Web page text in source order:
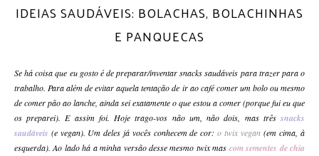
IDEIAS SAUDÁVEIS: BOLACHAS, BOLACHINHAS
E PANQUECAS
Se há coisa que eu gosto é de preparar/inventarsnackssaudáveis para trazer para o
trabalho. Para além de evitar aquela tentação de ir ao café comer um bolo ou mesmo
de comer pão ao lanche, ainda sei exatamente o que estou a comer (porque fui eu que
os preparei). E assim foi. Hoje trago-vos não um, não dois, mas três snacks
saudáveis (e vegan). Um deles já vocês conhecem de cor:o twix vegan(em cima, à
esquerda). Ao lado há a minha versão desse mesmo twix mas com sementes de chia